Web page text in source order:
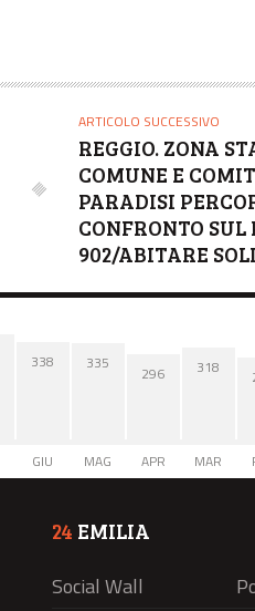
ARTICOLO SUCCESSIVO
REGGIO. ZONA
COMUNE E
PARADISI
CONFRONTO SUL
902/ABITARE
338
GIU
335
MAG
296
APR
318
MAR
24 EMILIA
Social Wall